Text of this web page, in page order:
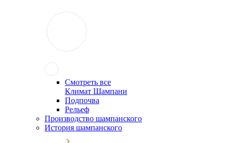
Смотреть все
Климат Шампани
Подпочва
Рельеф
Производство шампанского
История шампанского